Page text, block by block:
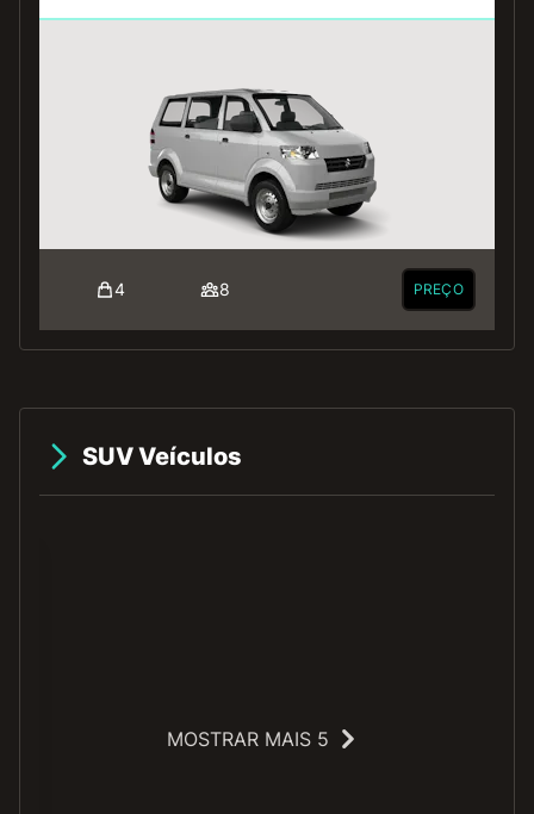
4 8 PREÇO
SUV Veículos
MOSTRAR MAIS 5